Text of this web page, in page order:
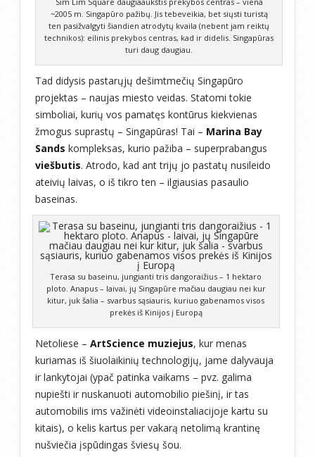
~2005 m. Singapūro pažibų. Jis tebeveikia, bet siųsti turistą
ten pasižvalgyti šiandien atrodytų kvaila (nebent jam reiktų
technikos): eilinis prekybos centras, kad ir didelis. Singapūras
turi daug daugiau.
Tad didysis pastarųjų dešimtmečių Singapūro
projektas – naujas miesto veidas. Statomi tokie
simboliai, kurių vos pamatęs kontūrus kiekvienas
žmogus suprastų – Singapūras! Tai – Marina Bay
Sands kompleksas, kurio pažiba – superprabangus
viešbutis. Atrodo, kad ant trijų jo pastatų nusileido
ateivių laivas, o iš tikro ten – ilgiausias pasaulio
baseinas.
Terasa su baseinu, jungianti tris dangoraižius – 1 hektaro
ploto. Anapus – laivai, jų Singapūre mačiau daugiau nei kur
kitur, juk šalia – svarbus sąsiauris, kuriuo gabenamos visos
prekės iš Kinijos į Europą
Netoliese – ArtScience muziejus, kur menas
kuriamas iš šiuolaikinių technologijų, jame dalyvauja
ir lankytojai (ypač patinka vaikams – pvz. galima
nupiešti ir nuskanuoti automobilio piešinį, ir tas
automobilis ims važinėti videoinstaliacijoje kartu su
kitais), o kelis kartus per vakarą netolimą krantinę
nušviečia įspūdingas šviesų šou.